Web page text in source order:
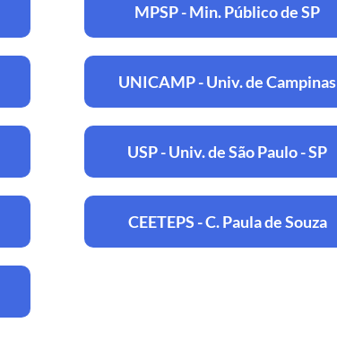
MPSP - Min. Público de SP
UNICAMP - Univ. de Campinas
USP - Univ. de São Paulo - SP
CEETEPS - C. Paula de Souza